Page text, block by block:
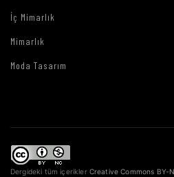
İç Mimarlık
Mimarlık
Moda Tasarım
Dergideki tüm içerikler Creative Commons BY-